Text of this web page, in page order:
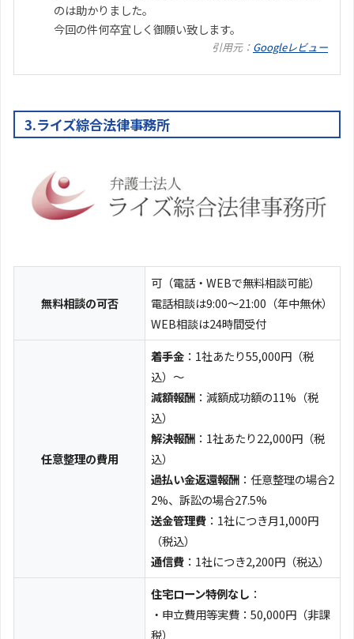
のは助かりました。
今回の件何卒宜しく御願い致します。
引用元： Googleレビュー
3.ライズ綜合法律事務所
無料相談の可否
可（電話・WEBで無料相談可能）
電話相談は9:00～21:00（年中無休）
WEB相談は24時間受付
任意整理の費用
着手金 ：1社あたり55,000円（税
込）～
減額報酬 ：減額成功額の11%（税
込）
解決報酬 ：1社あたり22,000円（税
込）
過払い金返還報酬 ：任意整理の場合2
2%、訴訟の場合27.5%
送金管理費 ：1社につき月1,000円
（税込）
通信費 ：1社につき2,200円（税込）
住宅ローン特例なし ：
・申立費用等実費：50,000円（非課
税）